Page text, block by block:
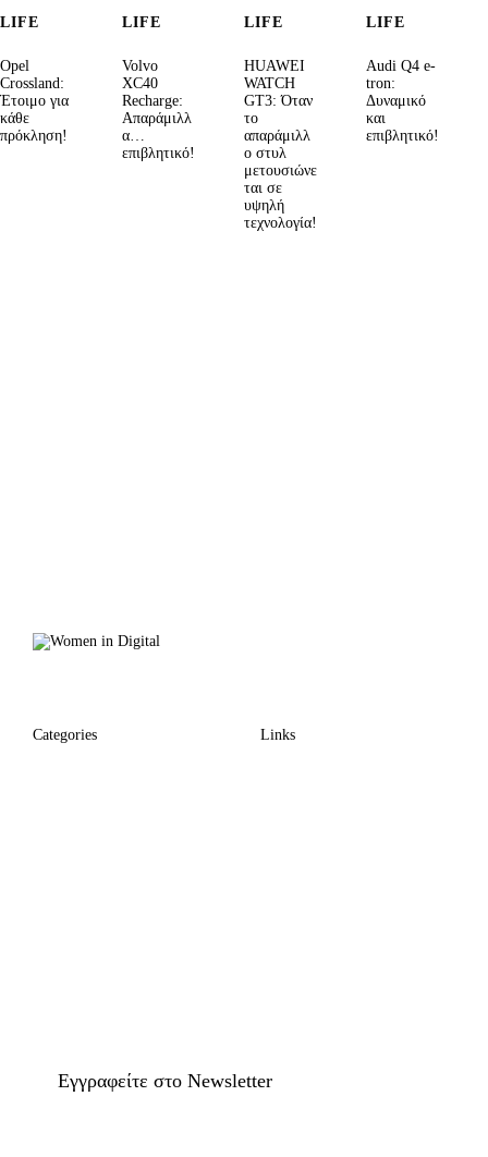
LIFE
Opel
Crossland:
Έτοιμο για
κάθε
πρόκληση!
LIFE
Volvo
XC40
Recharge:
Απαράμιλλ
α…
επιβλητικό!
LIFE
HUAWEI
WATCH
GT3: Όταν
το
απαράμιλλ
ο στυλ
μετουσιώνε
ται σε
υψηλή
τεχνολογία!
LIFE
Audi Q4 e-
tron:
Δυναμικό
και
επιβλητικό!
Categories Links
Eγγραφείτε στο Newsletter